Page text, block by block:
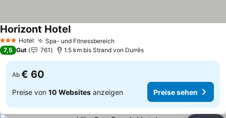
3 SterneHotel Spa- und Fitnessbereich
Horizont Hotel
7,5 Gut 761 1.5 km bis Strand von Durrës
Ab € 60
Preise von 10 Websites anzeigen Preise sehen